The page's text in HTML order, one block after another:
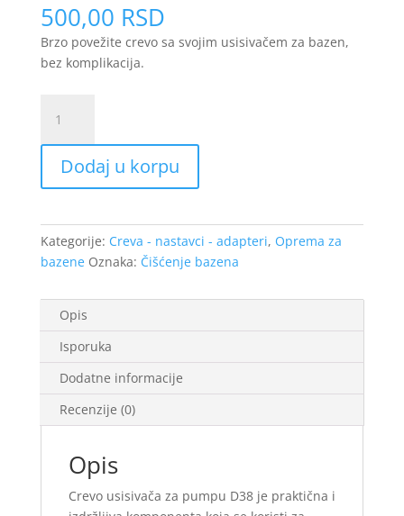
500,00 RSD
Brzo povežite crevo sa svojim usisivačem za bazen,
bez komplikacija.
usisivača
za
pumpu
D38
x
50m
količina
Dodaj u korpu
Kategorije: Creva - nastavci - adapteri, Oprema za
bazene Oznaka: Čišćenje bazena
Opis
Isporuka
Dodatne informacije
Recenzije (0)
Opis
Crevo usisivača za pumpu D38 je praktična i